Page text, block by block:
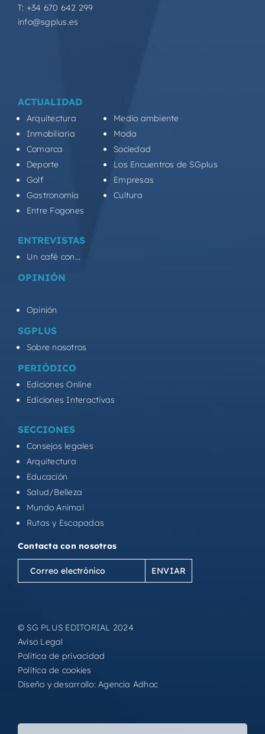
T: +34 670 642 299
info@sgplus.es
ACTUALIDAD
Arquitectura
Inmobiliaria
Comarca
Deporte
Golf
Gastronomía
Entre Fogones
Medio ambiente
Moda
Sociedad
Los Encuentros de SGplus
Empresas
Cultura
ENTREVISTAS
Un café con...
OPINIÓN
Opinión
SGPLUS
Sobre nosotros
PERIÓDICO
Ediciones Online
Ediciones Interactivas
SECCIONES
Consejos legales
Arquitectura
Educación
Salud/Belleza
Mundo Animal
Rutas y Escapadas
Contacta con nosotros
Correo
electrónico
© SG PLUS EDITORIAL 2024
Aviso Legal
Política de privacidad
Política de cookies
Diseño y desarrollo:Agencia Adhoc